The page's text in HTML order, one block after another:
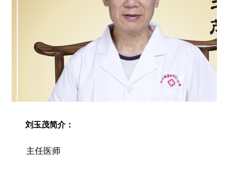
刘玉茂简介：
主任医师